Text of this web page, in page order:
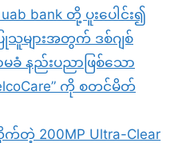
bank တို့ ပူးပေါင်း၍
များအတွက် ဒစ်ဂျစ်
နည်းပညာဖြစ်သော
ကို စတင်မိတ်
200MP Ultra-Clear